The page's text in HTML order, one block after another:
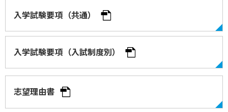
入学試験要項（共通）
入学試験要項（入試制度別）
志望理由書